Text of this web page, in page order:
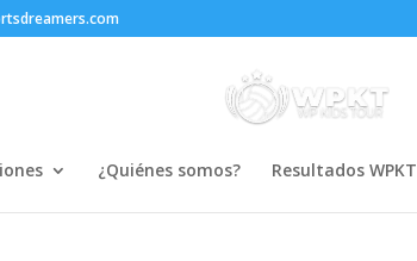
¿Quiénes somos? Resultados WPKT